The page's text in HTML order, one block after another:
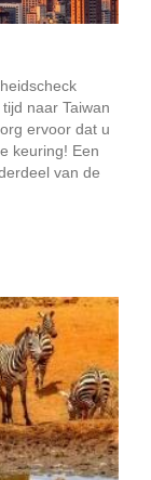
naar Taiwan
ervoor dat u
keuring! Een
van de